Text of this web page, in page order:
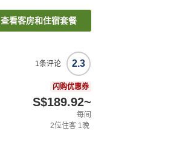
查看客房和住宿套餐
2.3
1 条评论
闪购优惠券
S$189.92~
每间
2位住客 1 晚